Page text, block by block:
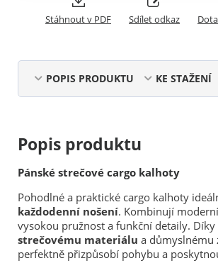
Stáhnout v PDF Sdílet odkaz
POPIS PRODUKTU KE STAŽENÍ
Popis produktu
Pánské strečové cargo kalhoty
Pohodlné a praktické cargo kalhoty
každodenní nošení. Kombinují
vysokou pružnost a funkční detaily. Díky
strečovému materiálu a důmyslnému
perfektně přizpůsobí pohybu a